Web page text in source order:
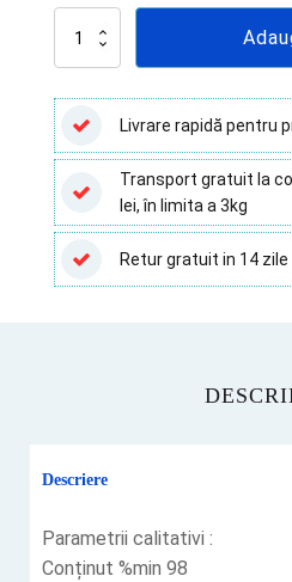
Cantitate
reactiv
pentru
analiză,
1
litru
Livrare rapidă pentru
Transport gratuit la
lei, în limita a 3kg
Retur gratuit in 14 zile
Descriere
Parametrii calitativi :
Conținut %min 98